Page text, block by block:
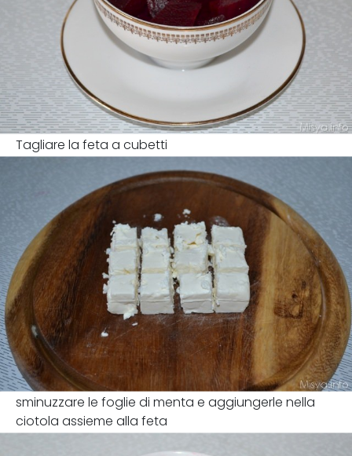
Tagliare la feta a cubetti
sminuzzare le foglie di menta e aggiungerle nella
ciotola assieme alla feta